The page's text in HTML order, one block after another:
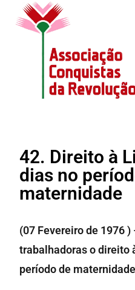
42. Direito à
dias no
maternidade
(07 Fevereiro de 1976
trabalhadoras o direito
período de